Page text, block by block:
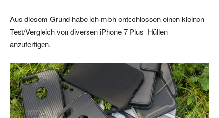
Aus diesem Grund habe ich mich entschlossen einen kleinen
Test/Vergleich von diversen iPhone 7 Plus Hüllen
anzufertigen.